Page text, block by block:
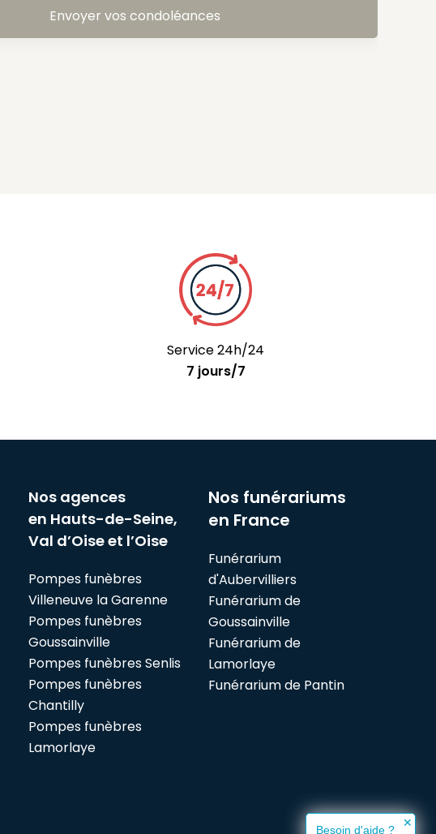
Service 24h/24
7 jours/7
Nos agences
en Hauts-de-Seine,
Val d’Oise et l’Oise
Pompes funèbres
Villeneuve la Garenne
Pompes funèbres
Goussainville
Pompes funèbres Senlis
Pompes funèbres
Chantilly
Pompes funèbres
Lamorlaye
Nos funérariums
en France
Funérarium
d'Aubervilliers
Funérarium de
Goussainville
Funérarium de
Lamorlaye
Funérarium de Pantin
Besoin d'aide ?
✕